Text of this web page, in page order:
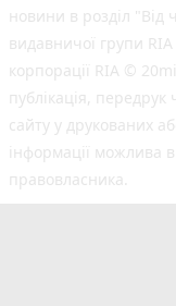
новини в розділ "Від
видавничої групи
корпорації RIA ©
публiкацiя, передрук
сайту у друкованих
інформації можлива
правовласника.